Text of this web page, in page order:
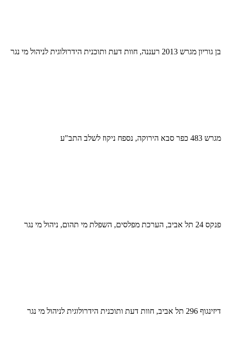
בן גוריון מגרש 2013 רעננה, חוות דעת ותוכנית הידרולוגית לניהול מי נגר
מגרש 483 כפר סבא הירוקה, נספח ניקוז לשלב התב"ע
פנקס 24 תל אביב, הערכת מפלסים, השפלת מי תהום, ניהול מי נגר
דיזינגוף 296 תל אביב, חוות דעת ותוכנית הידרולוגית לניהול מי נגר